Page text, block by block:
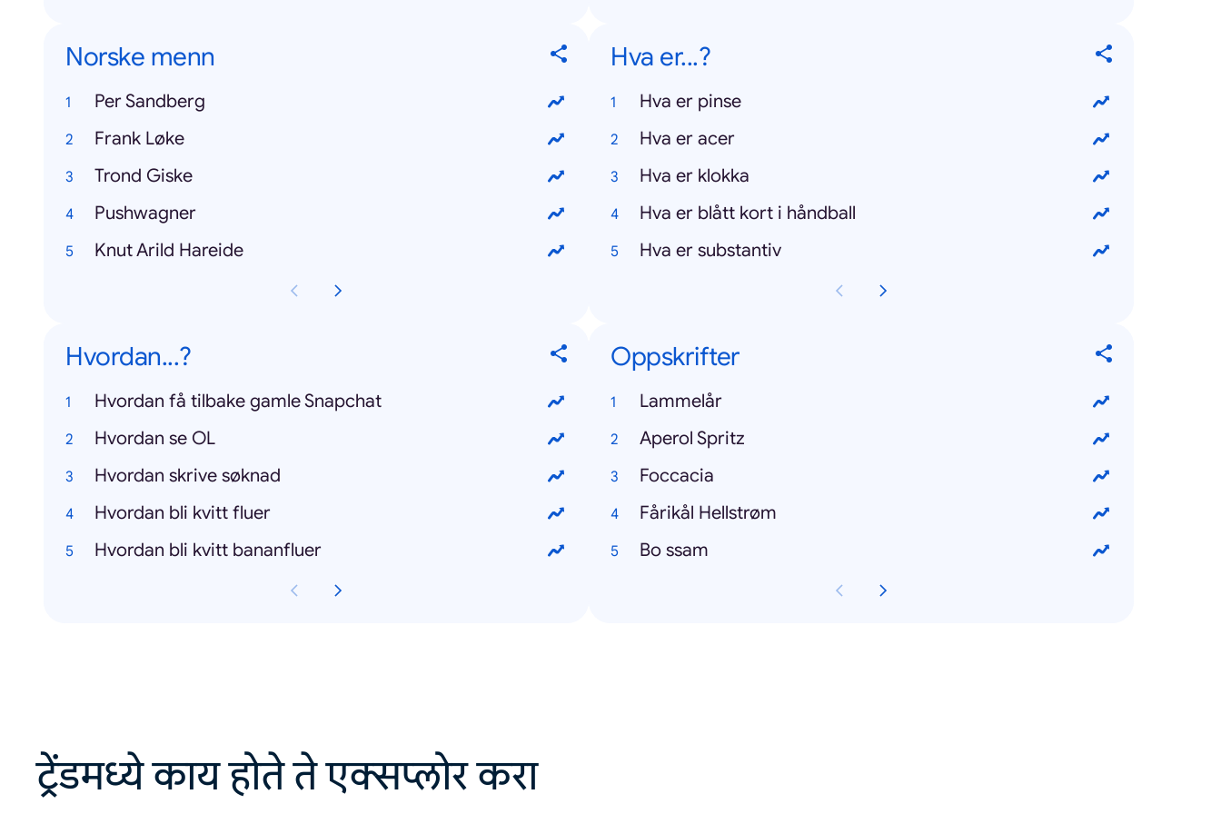
Norske menn
Per Sandberg
Frank Løke
Trond Giske
Pushwagner
Knut Arild Hareide
Hva er...?
Hva er pinse
Hva er acer
Hva er klokka
Hva er blått kort i håndball
Hva er substantiv
Hvordan...?
Hvordan få tilbake gamle Snapchat
Hvordan se OL
Hvordan skrive søknad
Hvordan bli kvitt fluer
Hvordan bli kvitt bananfluer
Oppskrifter
Lammelår
Aperol Spritz
Foccacia
Fårikål Hellstrøm
Bo ssam
ट्रेंडमध्ये काय होते ते एक्सप्लोर करा